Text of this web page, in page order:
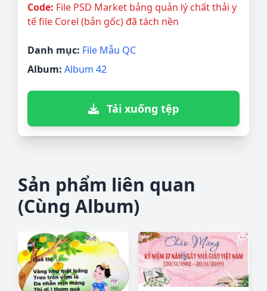
Code: File PSD Market bảng quản lý chất thải y
tế file Corel (bản gốc) đã tách nền
Danh mục: File Mẫu QC
Album: Album 42
Tải xuống tệp
Sản phẩm liên quan
(Cùng Album)